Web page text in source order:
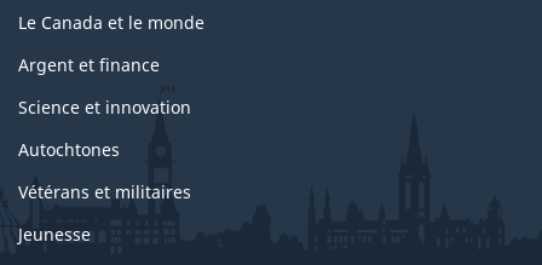
Le Canada et le monde
Argent et finance
Science et innovation
Autochtones
Vétérans et militaires
Jeunesse